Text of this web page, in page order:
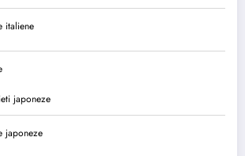
italiene
japoneze
japoneze